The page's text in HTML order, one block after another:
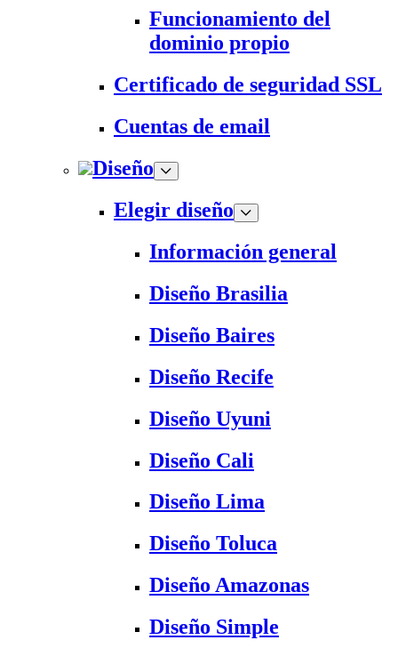
Funcionamiento del
dominio propio
Certificado de seguridad SSL
Cuentas de email
Diseño
Elegir diseño
Información general
Diseño Brasilia
Diseño Baires
Diseño Recife
Diseño Uyuni
Diseño Cali
Diseño Lima
Diseño Toluca
Diseño Amazonas
Diseño Simple